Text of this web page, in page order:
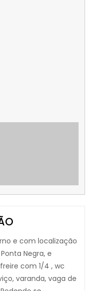
e com localização
Negra, e
com 1/4 , wc
varanda, vaga de